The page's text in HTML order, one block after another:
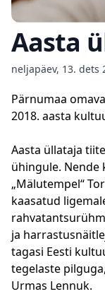
Aasta
neljapäev, 13. dets
Pärnumaa
2018. aasta
Aasta üllataja
ühingule. Nende
„Mälutempel“
kaasatud
ja
tagasi Eesti
tegelaste
Urmas Lennuk.